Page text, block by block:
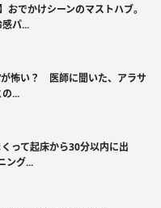
おでかけシーンのマストハブ。
パ...
が怖い？ 医師に聞いた、アラサ
...
って起床から30分以内に出
ング...